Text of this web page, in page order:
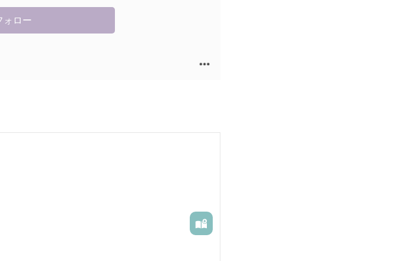
ォロー